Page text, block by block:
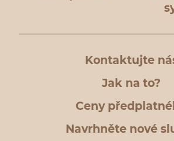
Kontaktujte
Jak na to?
Ceny
Navrhněte nové